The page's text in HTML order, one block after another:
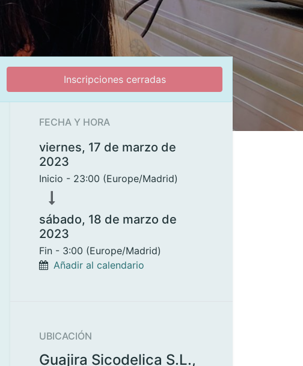
Inscripciones cerradas
FECHA Y HORA
viernes, 17 de marzo de
2023
Inicio - 23:00 (Europe/Madrid)
sábado, 18 de marzo de
2023
Fin - 3:00 (Europe/Madrid)
Añadir al calendario
UBICACIÓN
Guajira Sicodelica S.L.,